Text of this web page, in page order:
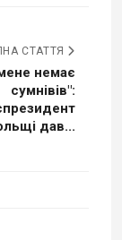
СТАТТЯ
немає
сумнівів":
дав...